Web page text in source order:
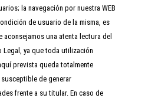
la navegación por nuestra WEB
de usuario de la misma, es
aconsejamos una atenta lectura del
Legal, ya que toda utilización
prevista queda totalmente
de generar
frente a su titular. En caso de